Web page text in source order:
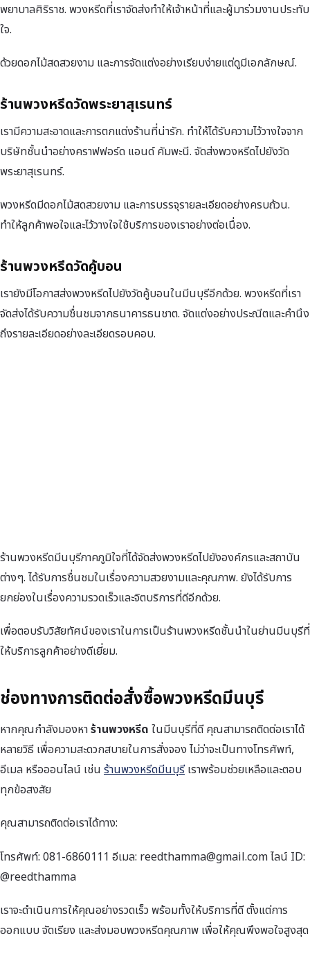
พยาบาลศิริราช. พวงหรีดที่เราจัดส่งทำให้เจ้าหน้าที่และผู้มาร่วมงานประทับ
ใจ.
ด้วยดอกไม้สดสวยงาม และการจัดแต่งอย่างเรียบง่ายแต่ดูมีเอกลักษณ์.
ร้านพวงหรีดวัดพระยาสุเรนทร์
เรามีความสะอาดและการตกแต่งร้านที่น่ารัก. ทำให้ได้รับความไว้วางใจจาก
บริษัทชั้นนำอย่างคราฟฟอร์ด แอนด์ คัมพะนี. จัดส่งพวงหรีดไปยังวัด
พระยาสุเรนทร์.
พวงหรีดมีดอกไม้สดสวยงาม และการบรรจุรายละเอียดอย่างครบถ้วน.
ทำให้ลูกค้าพอใจและไว้วางใจใช้บริการของเราอย่างต่อเนื่อง.
ร้านพวงหรีดวัดคู้บอน
เรายังมีโอกาสส่งพวงหรีดไปยังวัดคู้บอนในมีนบุรีอีกด้วย. พวงหรีดที่เรา
จัดส่งได้รับความชื่นชมจากธนาคารธนชาต. จัดแต่งอย่างประณีตและคำนึง
ถึงรายละเอียดอย่างละเอียดรอบคอบ.
ร้านพวงหรีดมีนบุรีภาคภูมิใจที่ได้จัดส่งพวงหรีดไปยังองค์กรและสถาบัน
ต่างๆ. ได้รับการชื่นชมในเรื่องความสวยงามและคุณภาพ. ยังได้รับการ
ยกย่องในเรื่องความรวดเร็วและจิตบริการที่ดีอีกด้วย.
เพื่อตอบรับวิสัยทัศน์ของเราในการเป็นร้านพวงหรีดชั้นนำในย่านมีนบุรีที่
ให้บริการลูกค้าอย่างดีเยี่ยม.
ช่องทางการติดต่อสั่งซื้อพวงหรีดมีนบุรี
หากคุณกำลังมองหาร้านพวงหรีด ในมีนบุรีที่ดี คุณสามารถติดต่อเราได้
หลายวิธี เพื่อความสะดวกสบายในการสั่งจอง ไม่ว่าจะเป็นทางโทรศัพท์,
อีเมล หรือออนไลน์ เช่น ร้านพวงหรีดมีนบุรีเราพร้อมช่วยเหลือและตอบ
ทุกข้อสงสัย
คุณสามารถติดต่อเราได้ทาง:
โทรศัพท์: 081-6860111 อีเมล: reedthamma@gmail.com ไลน์ ID:
@reedthamma
เราจะดำเนินการให้คุณอย่างรวดเร็ว พร้อมทั้งให้บริการที่ดี ตั้งแต่การ
ออกแบบ จัดเรียง และส่งมอบพวงหรีดคุณภาพ เพื่อให้คุณพึงพอใจสูงสุด